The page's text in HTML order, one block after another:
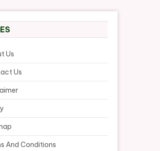
Us
Us
And Conditions